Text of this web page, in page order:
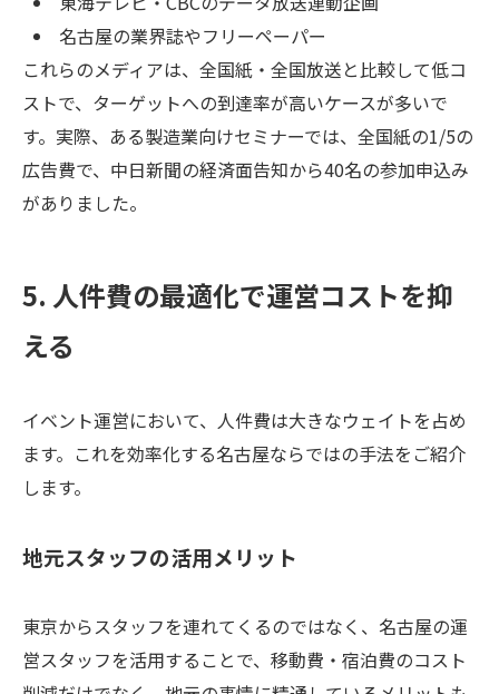
名古屋の業界誌やフリーペーパー
これらのメディアは、全国紙・全国放送と比較して低コ
ストで、ターゲットへの到達率が高いケースが多いで
す。実際、ある製造業向けセミナーでは、全国紙の1/5の
広告費で、中日新聞の経済面告知から40名の参加申込み
がありました。
5. 人件費の最適化で運営コストを抑
える
イベント運営において、人件費は大きなウェイトを占め
ます。これを効率化する名古屋ならではの手法をご紹介
します。
地元スタッフの活用メリット
東京からスタッフを連れてくるのではなく、名古屋の運
営スタッフを活用することで、移動費・宿泊費のコスト